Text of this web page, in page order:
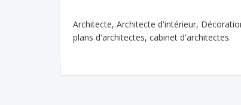
Architecte, Architecte d'intérieur,
plans d'architectes, cabinet d'architectes.